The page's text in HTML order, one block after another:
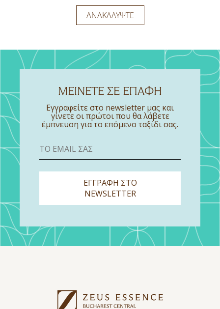
ΑΝΑΚΑΛΎΨΤΕ
ΑΝΑΚΑΛΎΨΤΕ
ΑΝΑΚΑΛΎΨΤΕ
ΜΕΙΝΕΤΕ ΣΕ ΕΠΑΦΗ
Εγγραφείτε στο newsletter μας και
γίνετε οι πρώτοι που θα λάβετε
έμπνευση για το επόμενο ταξίδι σας.
ΕΓΓΡΑΦΗ ΣΤΟ
NEWSLETTER